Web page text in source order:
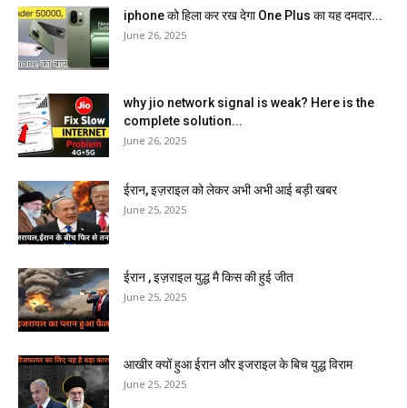
iphone को हिला कर रख देगा One Plus का यह दमदार...
June 26, 2025
why jio network signal is weak? Here is the
complete solution...
June 26, 2025
ईरान, इज़राइल को लेकर अभी अभी आई बड़ी खबर
June 25, 2025
ईरान , इज़राइल युद्ध मै किस की हुई जीत
June 25, 2025
आखीर क्यों हुआ ईरान और इजराइल के बिच युद्ध विराम
June 25, 2025